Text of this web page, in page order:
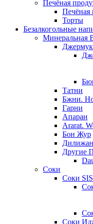
Печёная
Печёная
Торты
Безалкогольные
Минеральная
Татни
Бжни.
Гарни
Апаран
Ararat.
Бон Жур
Другие
Соки
Соки
Соки